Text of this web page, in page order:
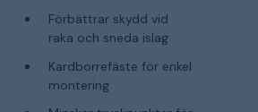
Förbättrar skydd vid
raka och sneda islag
Kardborrefäste för enkel
montering